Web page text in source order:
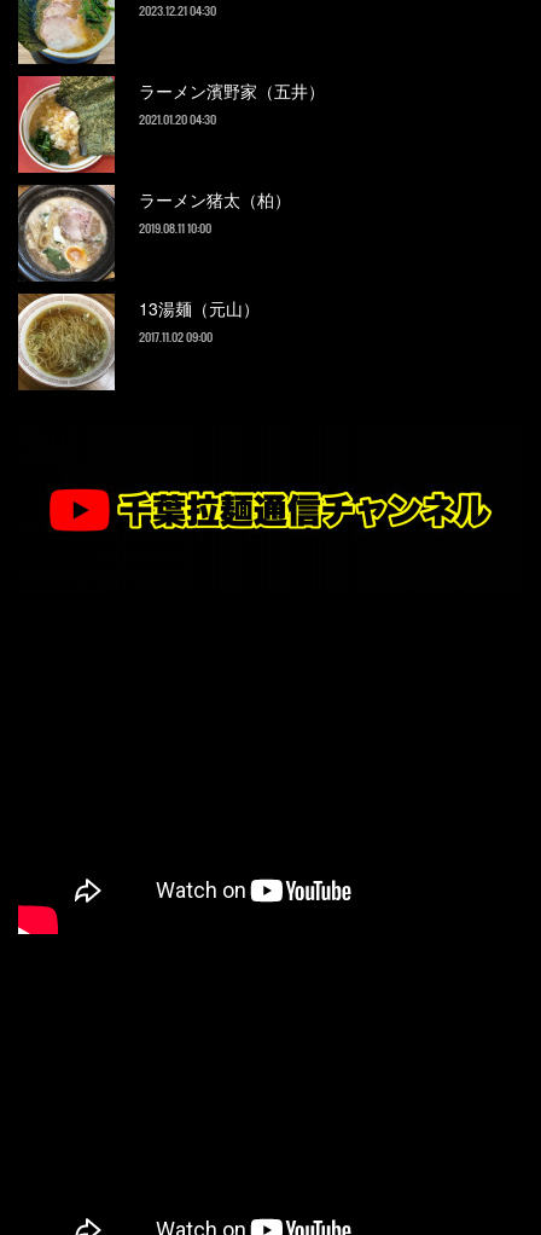
2023.12.21 04:30
ラーメン濱野家（五井）
2021.01.20 04:30
ラーメン猪太（柏）
2019.08.11 10:00
13湯麺（元山）
2017.11.02 09:00